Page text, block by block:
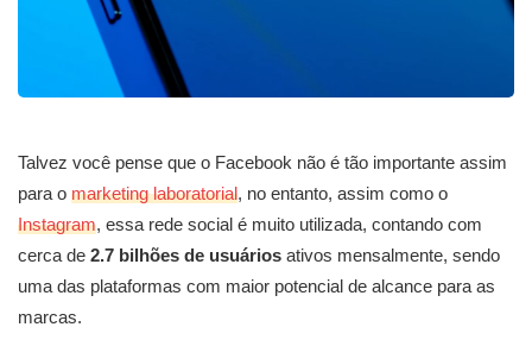
Talvez você pense que o Facebook não é tão importante assim
para o marketing laboratorial, no entanto, assim como o
Instagram, essa rede social é muito utilizada, contando com
cerca de 2.7 bilhões de usuários ativos mensalmente, sendo
uma das plataformas com maior potencial de alcance para as
marcas.